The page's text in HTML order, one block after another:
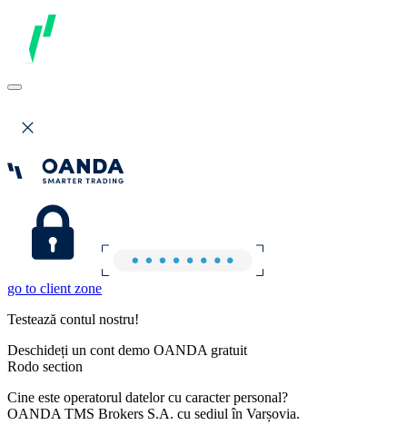
go to client zone
Testează contul nostru!
Deschideți un cont demo OANDA gratuit
Rodo section
Cine este operatorul datelor cu caracter personal?
OANDA TMS Brokers S.A. cu sediul în Varșovia.